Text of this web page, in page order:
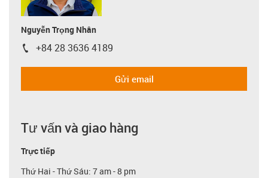
Nguyễn Trọng Nhân
igus-icon-phone
+84 28 3636 4189
Gửi email
Tư vấn và giao hàng
Trực tiếp
Thứ Hai - Thứ Sáu: 7 am - 8 pm